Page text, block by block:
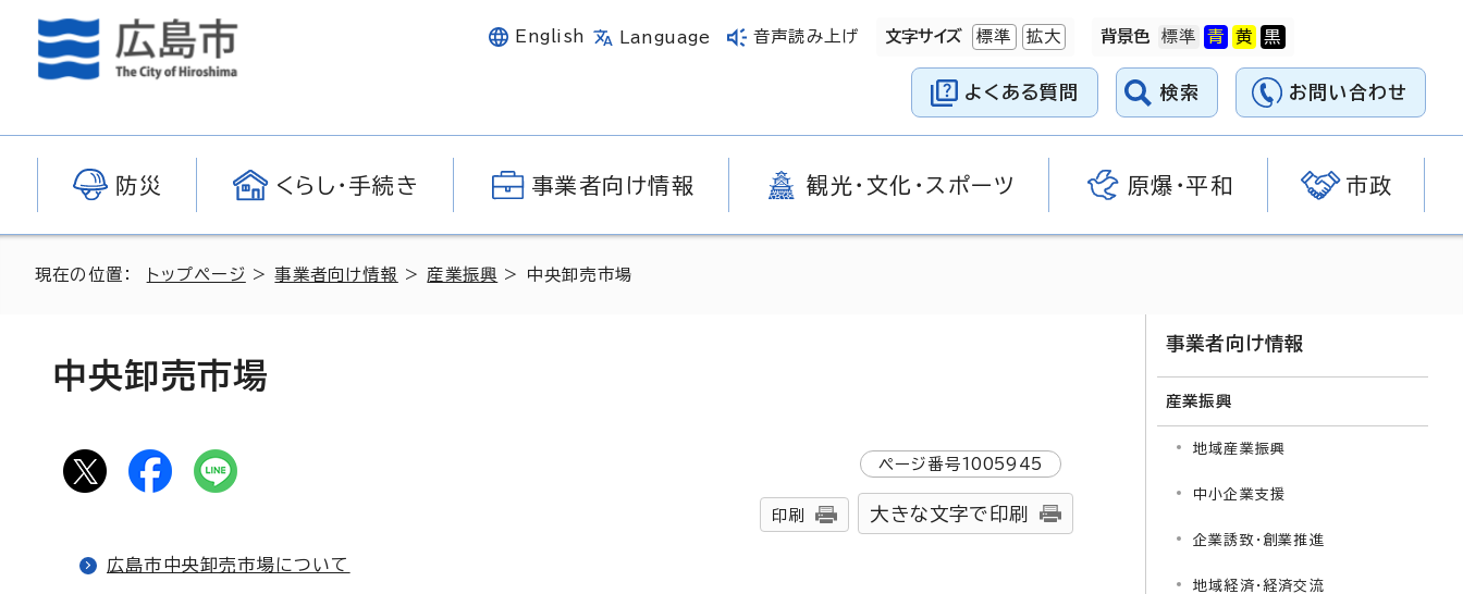
English Language 音声読み上げ 文字サイズ 標準 拡大 背景色
よくある質問 検索 お問い合わせ
防災 くらし・手続き 事業者向け情報 観光・文化・スポーツ 原爆・平和 市政
現在の位置： トップページ >事業者向け情報 > 産業振興 > 中央卸売市場
中央卸売市場
ページ番号1005945
印刷 大きな文字で印刷
広島市中央卸売市場について
事業者向け情報
産業振興
地域産業振興
中小企業支援
企業誘致・創業推進
地域経済・経済交流